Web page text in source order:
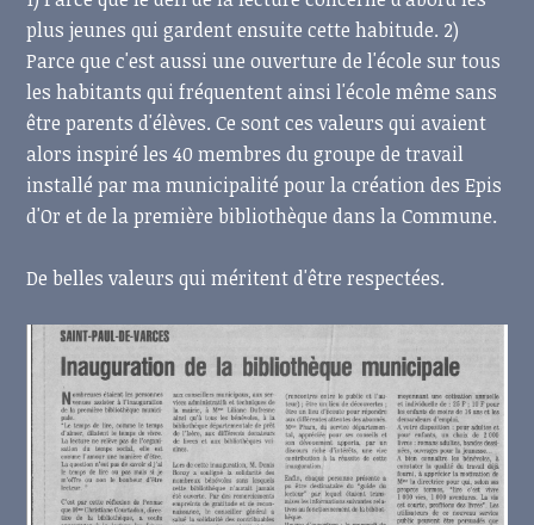
plus jeunes qui gardent ensuite cette habitude. 2)
Parce que c'est aussi une ouverture de l'école sur tous
les habitants qui fréquentent ainsi l'école même sans
être parents d'élèves. Ce sont ces valeurs qui avaient
alors inspiré les 40 membres du groupe de travail
installé par ma municipalitépour la création des Epis
d'Or et de la première bibliothèque dans la Commune.
De belles valeurs qui méritent d'être respectées.